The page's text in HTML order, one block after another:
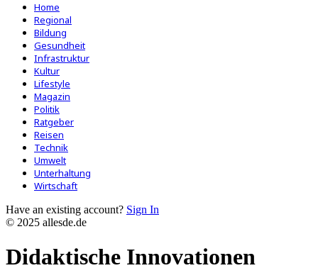
Home
Regional
Bildung
Gesundheit
Infrastruktur
Kultur
Lifestyle
Magazin
Politik
Ratgeber
Reisen
Technik
Umwelt
Unterhaltung
Wirtschaft
Have an existing account? Sign In
© 2025 allesde.de
Didaktische Innovationen